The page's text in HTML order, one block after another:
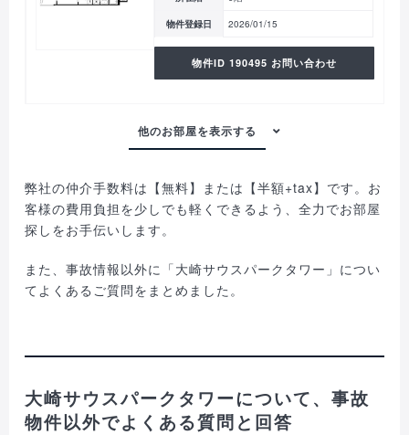
物件登録日 2026/01/15
物件ID 190495 お問い合わせ
弊社の仲介手数料は【無料】または【半額+tax】です。お
客様の費用負担を少しでも軽くできるよう、全力でお部屋
探しをお手伝いします。
また、事故情報以外に「大崎サウスパークタワー」につい
てよくあるご質問をまとめました。
大崎サウスパークタワーについて、事故
物件以外でよくある質問と回答